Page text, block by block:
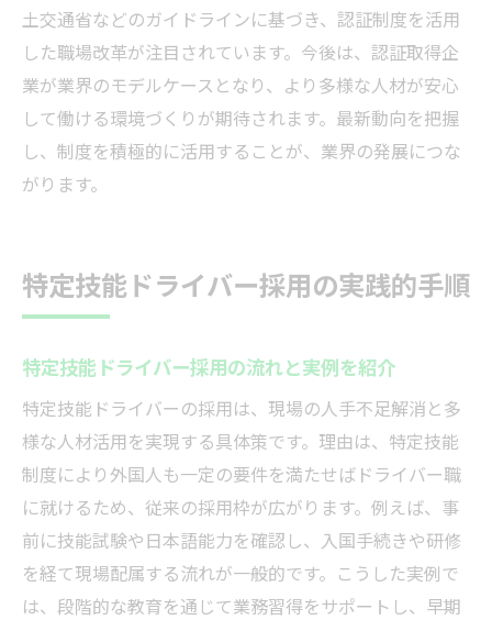
土交通省などのガイドラインに基づき、認証制度を活用
した職場改革が注目されています。今後は、認証取得企
業が業界のモデルケースとなり、より多様な人材が安心
して働ける環境づくりが期待されます。最新動向を把握
し、制度を積極的に活用することが、業界の発展につな
がります。
特定技能ドライバー採用の実践的手順
特定技能ドライバー採用の流れと実例を紹介
特定技能ドライバーの採用は、現場の人手不足解消と多
様な人材活用を実現する具体策です。理由は、特定技能
制度により外国人も一定の要件を満たせばドライバー職
に就けるため、従来の採用枠が広がります。例えば、事
前に技能試験や日本語能力を確認し、入国手続きや研修
を経て現場配属する流れが一般的です。こうした実例で
は、段階的な教育を通じて業務習得をサポートし、早期